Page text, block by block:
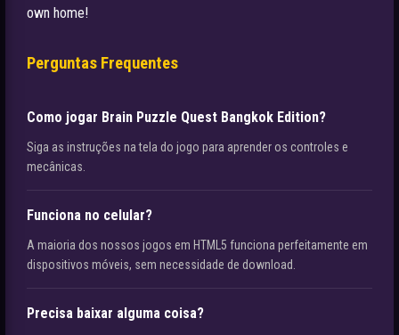
own home!
Perguntas Frequentes
Como jogar Brain Puzzle Quest Bangkok Edition?
Siga as instruções na tela do jogo para aprender os controles e
mecânicas.
Funciona no celular?
A maioria dos nossos jogos em HTML5 funciona perfeitamente em
dispositivos móveis, sem necessidade de download.
Precisa baixar alguma coisa?